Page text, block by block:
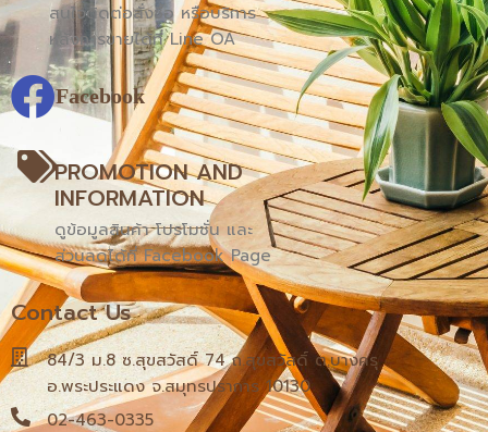
สนใจติดต่อสั่งซื้อ หรือบริการ
หลังการขายได้ที่ Line OA
Facebook
PROMOTION AND
INFORMATION
ดูข้อมูลสินค้า โปรโมชั่น และ
ส่วนลดได้ที่ Facebook Page
Contact Us
84/3 ม.8 ซ.สุขสวัสดิ์ 74 ถ.สุขสวัสดิ์ ต.บางครุ
อ.พระประแดง จ.สมุทรปราการ 10130
02-463-0335